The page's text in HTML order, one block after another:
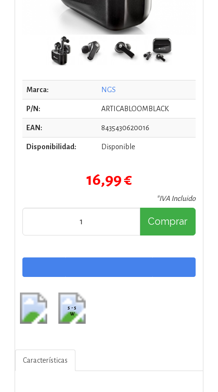
Marca: NGS
P/N: ARTICABLOOMBLACK
EAN: 8435430620016
Disponibilidad: Disponible
16,99 €
*IVA Incluido
Comprar
5 - 5
W
Características